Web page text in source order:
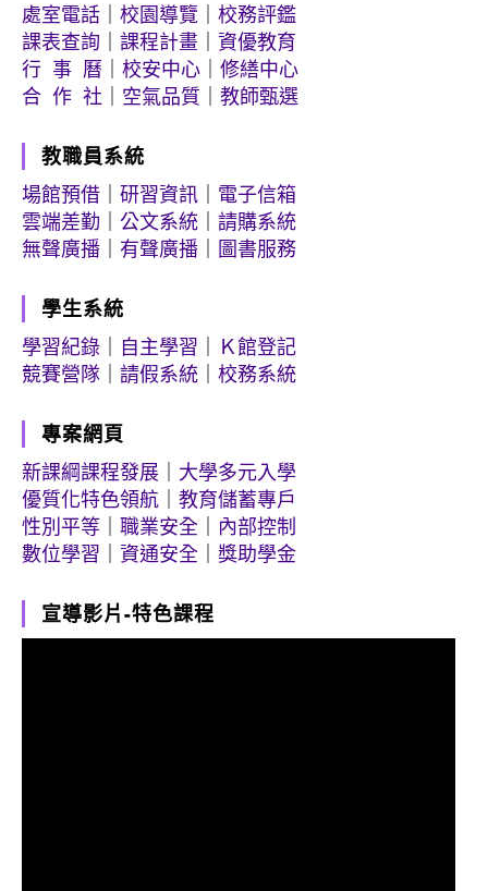
處室電話
校園導覽
校務評鑑
課表查詢
課程計畫
資優教育
行 事 曆
校安中心
修繕中心
合 作 社
空氣品質 教師甄選
教職員系統
場館預借
研習資訊
電子信箱
雲端差勤
公文系統
請購系統
無聲廣播
有聲廣播 圖書服務
學生系統
學習紀錄
自主學習
Ｋ館登記
競賽營隊
請假系統 校務系統
專案網頁
新課綱課程發展
大學多元入學
優質化特色領航
教育儲蓄專戶
性別平等
職業安全
內部控制
數位學習
資通安全 獎助學金
宣導影片-特色課程